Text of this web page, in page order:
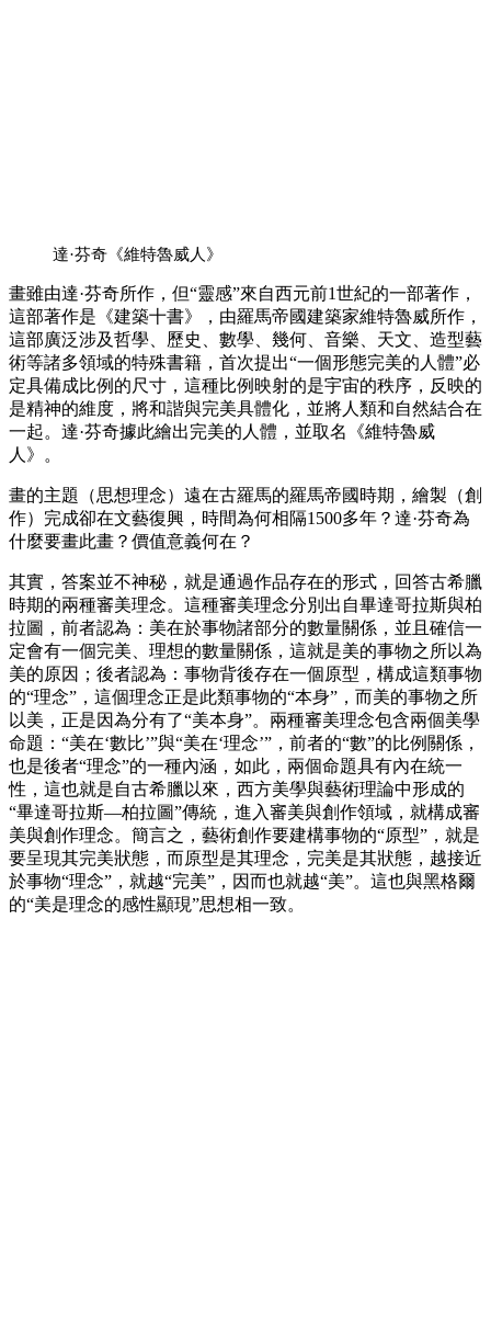
達·芬奇《維特魯威人》
畫雖由達·芬奇所作，但“靈感”來自西元前1世紀的一部著作，
這部著作是《建築十書》，由羅馬帝國建築家維特魯威所作，
這部廣泛涉及哲學、歷史、數學、幾何、音樂、天文、造型藝
術等諸多領域的特殊書籍，首次提出“一個形態完美的人體”必
定具備成比例的尺寸，這種比例映射的是宇宙的秩序，反映的
是精神的維度，將和諧與完美具體化，並將人類和自然結合在
一起。達·芬奇據此繪出完美的人體，並取名《維特魯威
人》。
畫的主題（思想理念）遠在古羅馬的羅馬帝國時期，繪製（創
作）完成卻在文藝復興，時間為何相隔1500多年？達·芬奇為
什麼要畫此畫？價值意義何在？
其實，答案並不神秘，就是通過作品存在的形式，回答古希臘
時期的兩種審美理念。這種審美理念分別出自畢達哥拉斯與柏
拉圖，前者認為：美在於事物諸部分的數量關係，並且確信一
定會有一個完美、理想的數量關係，這就是美的事物之所以為
美的原因；後者認為：事物背後存在一個原型，構成這類事物
的“理念”，這個理念正是此類事物的“本身”，而美的事物之所
以美，正是因為分有了“美本身”。兩種審美理念包含兩個美學
命題：“美在‘數比’”與“美在‘理念’”，前者的“數”的比例關係，
也是後者“理念”的一種內涵，如此，兩個命題具有內在統一
性，這也就是自古希臘以來，西方美學與藝術理論中形成的
“畢達哥拉斯—柏拉圖”傳統，進入審美與創作領域，就構成審
美與創作理念。簡言之，藝術創作要建構事物的“原型”，就是
要呈現其完美狀態，而原型是其理念，完美是其狀態，越接近
於事物“理念”，就越“完美”，因而也就越“美”。這也與黑格爾
的“美是理念的感性顯現”思想相一致。